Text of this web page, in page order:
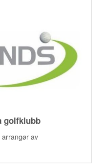
golfklubb
av